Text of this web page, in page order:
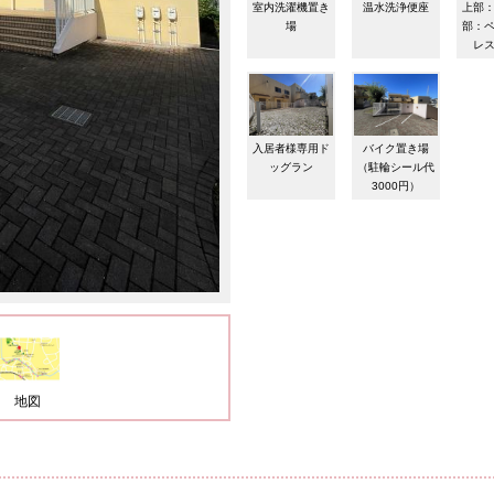
地図
室内洗濯機置き
場
温水洗浄便座
上部
部：
レ
入居者様専用ド
ッグラン
バイク置き場
（駐輪シール代
3000円）